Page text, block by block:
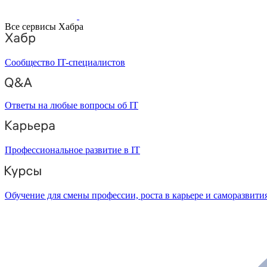
Все сервисы Хабра
Сообщество IT-специалистов
Ответы на любые вопросы об IT
Профессиональное развитие в IT
Обучение для смены профессии, роста в карьере и